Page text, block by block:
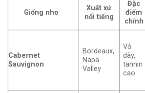
Giống nho
Xuất xứ
nổi tiếng
Đặc
điểm
chính
Cabernet
Sauvignon
Bordeaux,
Napa
Valley
Vỏ
dày,
tannin
cao